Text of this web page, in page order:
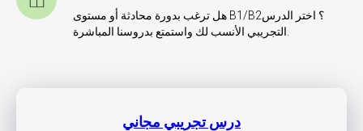
هل ترغب بدورة محادثة أو مستوى B1/B2؟ اختر الدرس
درس تجريبي مجاني